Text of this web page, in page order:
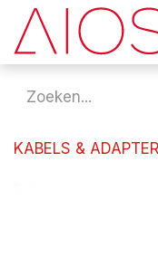
Overslaan naar
KABELS &